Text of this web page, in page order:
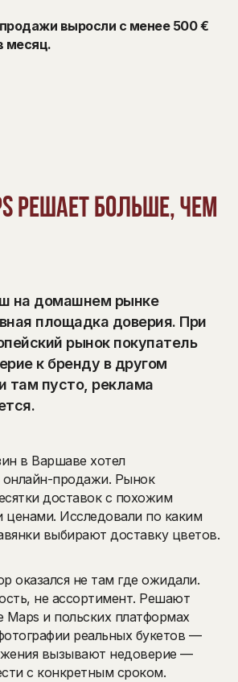
выросли с менее 500 €
месяц.
решает больше, чем
на домашнем рынке
площадка доверия. При
рынок покупатель
к бренду в другом
там пусто, реклама
в Варшаве хотел
продажи. Рынок
доставок с похожим
ценами. Исследовали по каким
выбирают доставку цветов.
оказался не там где ожидали.
не ассортимент. Решают
Maps и польских платформах
реальных букетов —
вызывают недоверие —
с конкретным сроком.